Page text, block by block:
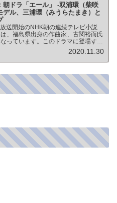
朝ドラ「エール」 -双浦環（柴咲
デル、三浦環（みうらたまき）と
送開始のNHK朝の連続テレビ小説
は、福島県出身の作曲家、古関裕而氏
っています。このドラマに登場する
家、三浦環さんと、本サイトにも登場
一氏のアンプ（著書「送信管によるシ
プ製作…
2020.11.30